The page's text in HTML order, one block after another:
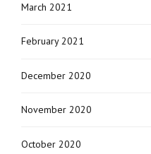
March 2021
February 2021
December 2020
November 2020
October 2020